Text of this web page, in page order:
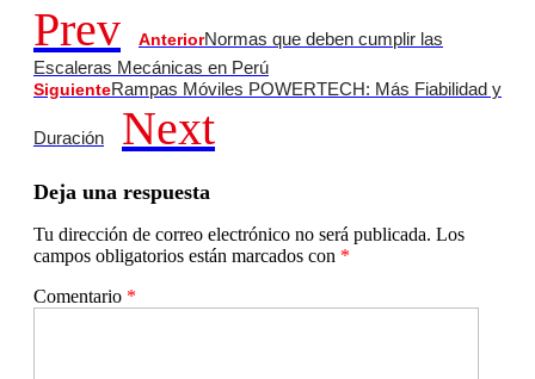
Prev AnteriorNormas que deben cumplir las
Escaleras Mecánicas en Perú
SiguienteRampas Móviles POWERTECH: Más Fiabilidad y
Duración Next
Deja una respuesta
Tu dirección de correo electrónico no será publicada. Los
campos obligatorios están marcados con *
Comentario *